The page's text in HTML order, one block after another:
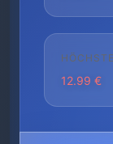
12.99 €